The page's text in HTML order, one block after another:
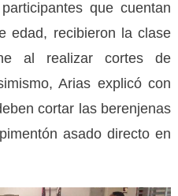
que cuentan
edad, recibieron la clase
al realizar cortes de
Arias explicó con
cortar las berenjenas
asado directo en